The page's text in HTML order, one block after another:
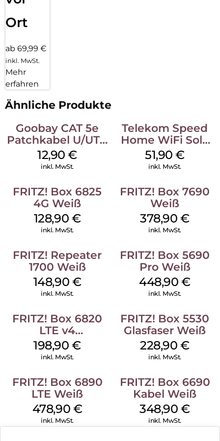
Filme, Musik und Bilder verfügbar gemacht und können z. B.
FRITZ!Box 4050 ist damit eine leistungsstarke Plattform für
Demand oder 4K-Streaming.
Ort
ab 69,99 €
inkl. MwSt.
Mehr
erfahren
Ähnliche Produkte
Goobay CAT 5e
Patchkabel U/UTP
Grau
12,90€
inkl. MwSt.
Telekom Speed
Home WiFi Solo
refurbished Weiß
51,90€
inkl. MwSt.
FRITZ! Box 6825
4G Weiß
128,90 €
inkl. MwSt.
FRITZ! Box 7690
Weiß
378,90€
inkl. MwSt.
FRITZ! Repeater
1700 Weiß
148,90 €
inkl. MwSt.
FRITZ! Box 5690
Pro Weiß
448,90€
inkl. MwSt.
FRITZ! Box 6820
LTE v4
(Tarifvermarktung)
Weiß
198,90€
inkl. MwSt.
FRITZ! Box 5530
Glasfaser Weiß
228,90€
inkl. MwSt.
FRITZ! Box 6890
LTE Weiß
478,90 €
inkl. MwSt.
FRITZ! Box 6690
Kabel Weiß
348,90€
inkl. MwSt.